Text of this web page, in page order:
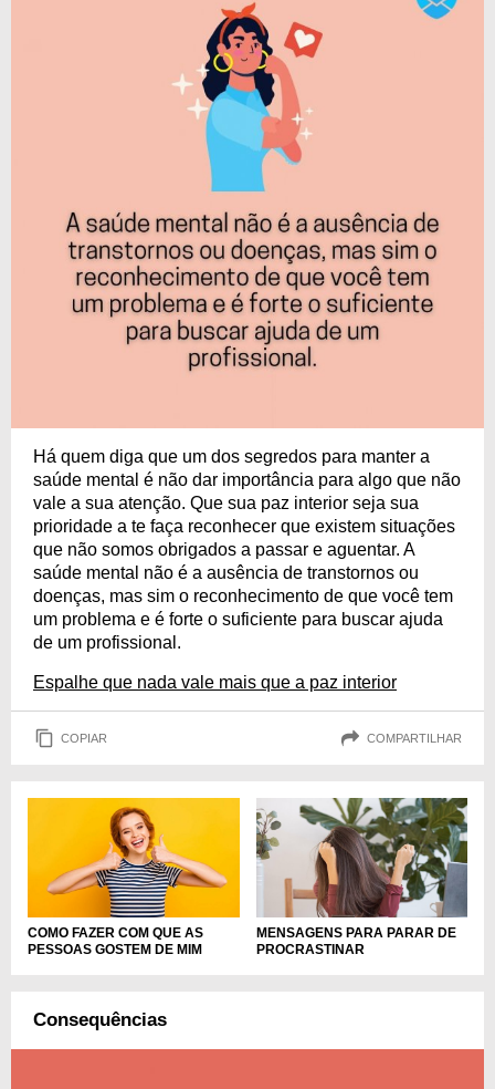
Há quem diga que um dos segredos para manter a
saúde mental é não dar importância para algo que não
vale a sua atenção. Que sua paz interior seja sua
prioridade a te faça reconhecer que existem situações
que não somos obrigados a passar e aguentar. A
saúde mental não é a ausência de transtornos ou
doenças, mas sim o reconhecimento de que você tem
um problema e é forte o suficiente para buscar ajuda
de um profissional.
Espalhe que nada vale mais que a paz interior
COPIAR COMPARTILHAR
COMO FAZER COM QUE AS
PESSOAS GOSTEM DE MIM
MENSAGENS PARA PARAR DE
PROCRASTINAR
Consequências